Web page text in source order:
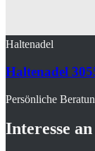
Haltenadel
Haltenadel
Persönliche
Interesse an